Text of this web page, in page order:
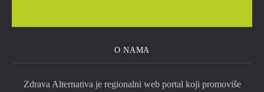
O NAMA
Zdrava Alternativa je regionalni web portal koji promoviše